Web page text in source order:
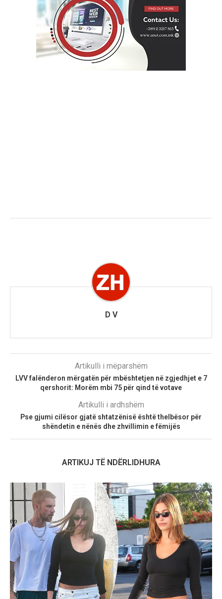
D V
Artikulli i mëparshëm
LVV falënderon mërgatën për mbështetjen në zgjedhjet e 7
qershorit: Morëm mbi 75 për qind të votave
Artikulli i ardhshëm
Pse gjumi cilësor gjatë shtatzënisë është thelbësor për
shëndetin e nënës dhe zhvillimin e fëmijës
ARTIKUJ TË NDËRLIDHURA